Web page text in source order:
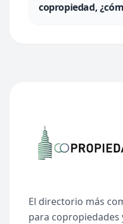
copropiedad,
El directorio más
para